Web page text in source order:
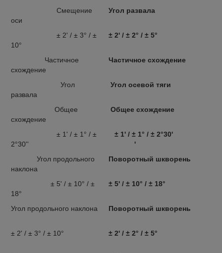
Смещение
оси
Угол развала
± 2' / ± 3° / ±
10°
± 2' / ± 2° / ± 5°
Частичное
схождение
Частичное схождение
Угол
развала
Угол осевой тяги
Общее
схождение
Общее схождение
± 1' / ± 1° / ±
2°30''
± 1' / ± 1° / ± 2°30'
'
Угол продольного
наклона
Поворотный шкворень
± 5' / ± 10° / ±
18°
± 5' / ± 10° / ± 18°
Угол продольного наклона Поворотный шкворень
± 2' / ± 3° / ± 10° ± 2' / ± 2° / ± 5°